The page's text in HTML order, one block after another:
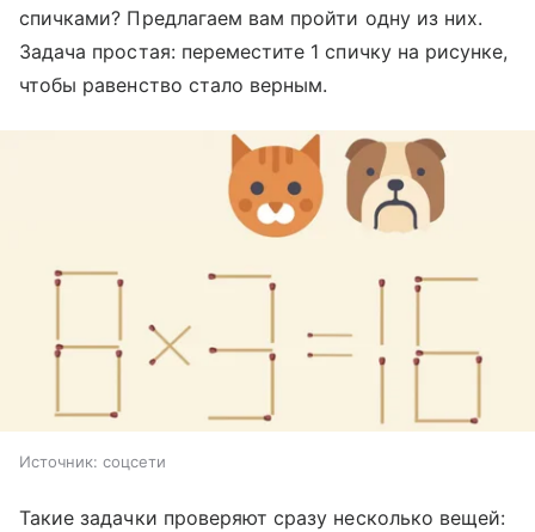
спичками? Предлагаем вам пройти одну из них.
Задача простая: переместите 1 спичку на рисунке,
чтобы равенство стало верным.
Источник: соцсети
Такие задачки проверяют сразу несколько вещей: